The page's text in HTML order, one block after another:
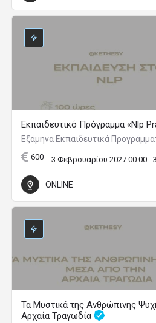
Εκπαιδευτικό Πρόγραμμα «Nlp
Εξάμηνα Εκπαιδευτικά
600 3 Φεβρουαρίου 2027 00:00 -
ONLINE
Τα Μυστικά της Ανθρώπινης
Αρχαία Τραγωδία